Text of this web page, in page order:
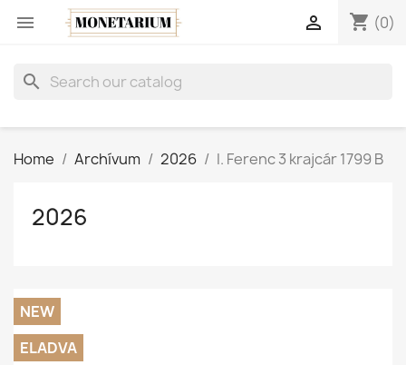
 shopping_cart (0)

search
Home Archívum 2026 I. Ferenc 3 krajcár 1799 B
2026
NEW
ELADVA